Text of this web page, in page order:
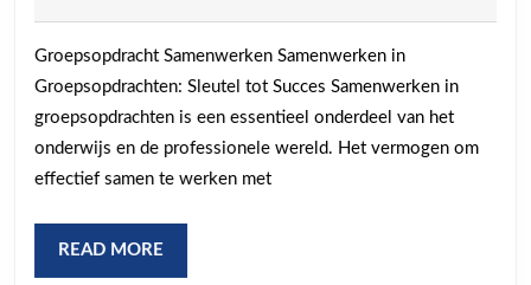
Een
Sleutel
tot
Succes
Groepsopdracht Samenwerken Samenwerken in
Groepsopdrachten: Sleutel tot Succes Samenwerken in
groepsopdrachten is een essentieel onderdeel van het
onderwijs en de professionele wereld. Het vermogen om
effectief samen te werken met
READ MORE
MORE